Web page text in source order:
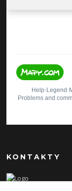
KONTAKTY